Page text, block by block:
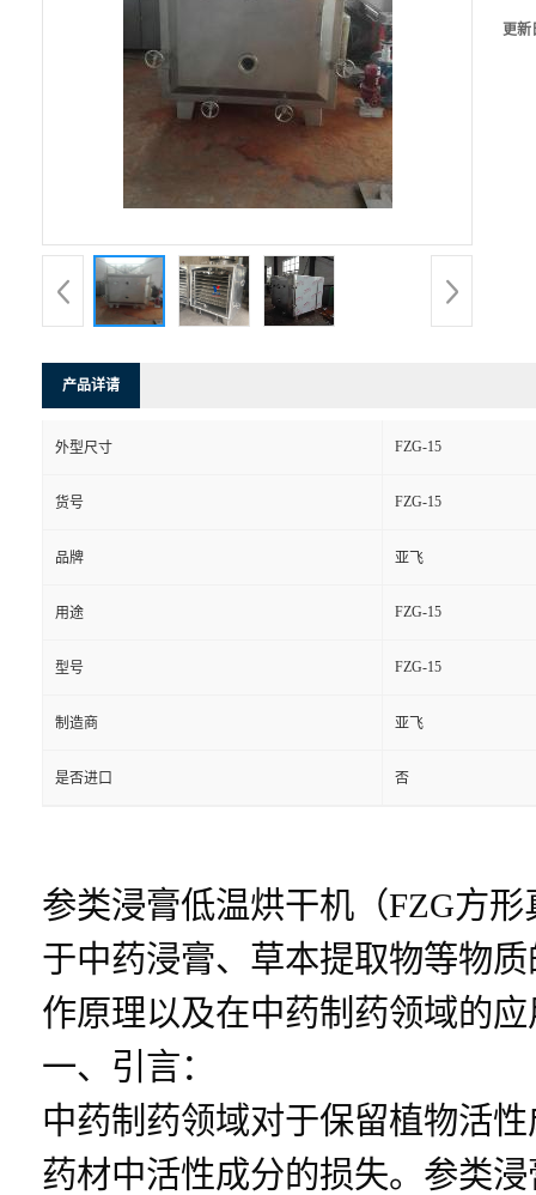
更新
产品详请
外型尺寸 FZG-15
货号 FZG-15
品牌 亚飞
用途 FZG-15
型号 FZG-15
制造商 亚飞
是否进口 否
参类浸膏低温烘干机（FZG方
于中药浸膏、草本提取物等物
作原理以及在中药制药领域的
一、引言：
中药制药领域对于保留植物活
药材中活性成分的损失。参类